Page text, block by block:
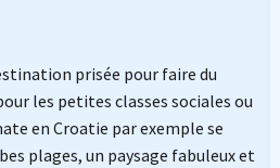
prisée pour faire du
les petites classes sociales ou
en Croatie par exemple se
plages, un paysage fabuleux et